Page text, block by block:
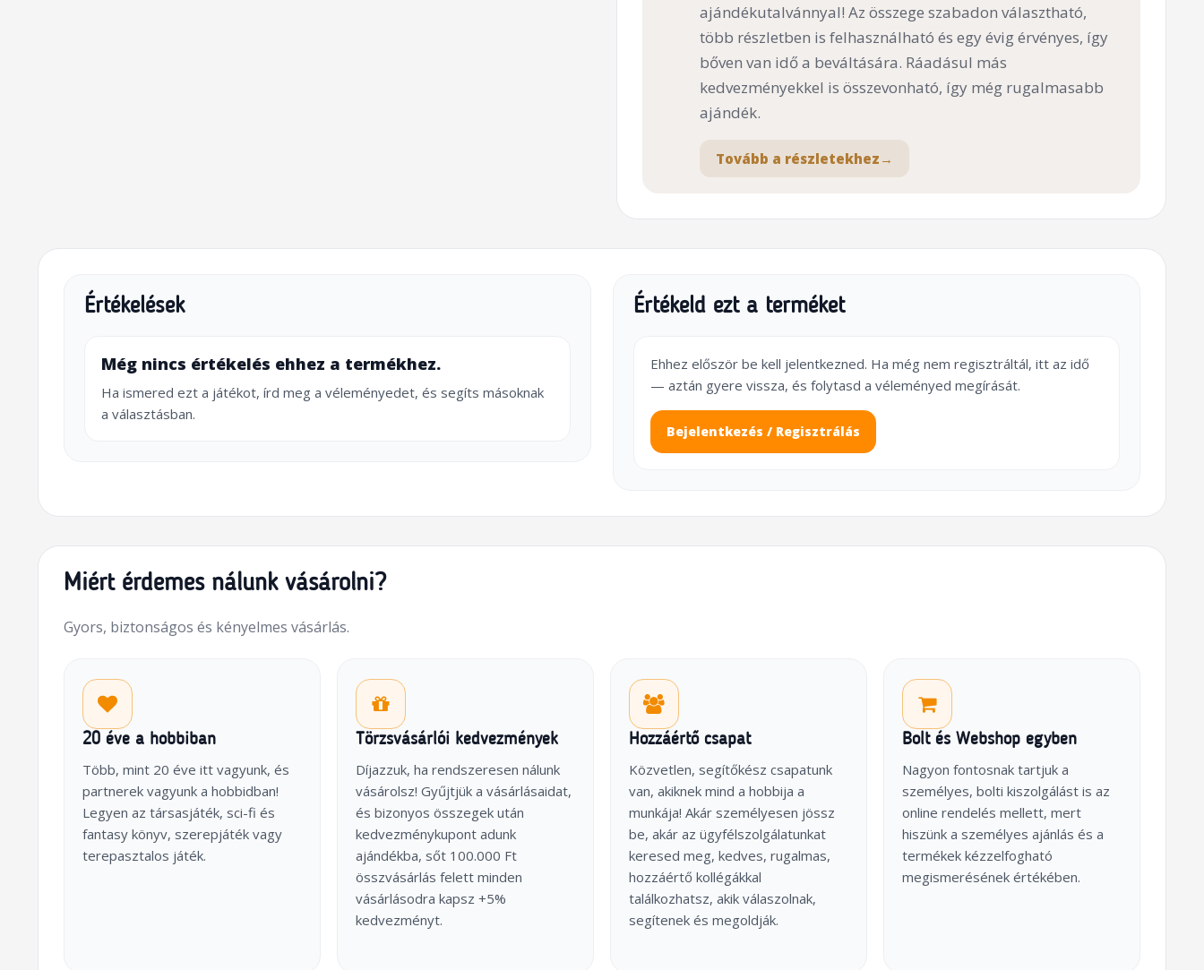
ajándékutalvánnyal! Az összege szabadon választható,
több részletben is felhasználható és egy évig érvényes, így
bőven van idő a beváltására. Ráadásul más
kedvezményekkel is összevonható, így még rugalmasabb
ajándék.
Tovább a részletekhez →
Értékelések
Még nincs értékelés ehhez a termékhez.
Ha ismered ezt a játékot, írd meg a véleményedet, és segíts másoknak
a választásban.
Értékeld ezt a terméket
Ehhez először be kell jelentkezned. Ha még nem regisztráltál, itt az idő
— aztán gyere vissza, és folytasd a véleményed megírását.
Bejelentkezés / Regisztrálás
Miért érdemes nálunk vásárolni?
Gyors, biztonságos és kényelmes vásárlás.
20 éve a hobbiban
Több, mint 20 éve itt vagyunk, és
partnerek vagyunk a hobbidban!
Legyen az társasjáték, sci-fi és
fantasy könyv, szerepjáték vagy
terepasztalos játék.
Törzsvásárlói kedvezmények
Díjazzuk, ha rendszeresen nálunk
vásárolsz! Gyűjtjük a vásárlásaidat,
és bizonyos összegek után
kedvezménykupont adunk
ajándékba, sőt 100.000 Ft
összvásárlás felett minden
vásárlásodra kapsz +5%
kedvezményt.
Hozzáértő csapat
Közvetlen, segítőkész csapatunk
van, akiknek mind a hobbija a
munkája! Akár személyesen jössz
be, akár az ügyfélszolgálatunkat
keresed meg, kedves, rugalmas,
hozzáértő kollégákkal
találkozhatsz, akik válaszolnak,
segítenek és megoldják.
Bolt és Webshop egyben
Nagyon fontosnak tartjuk a
személyes, bolti kiszolgálást is az
online rendelés mellett, mert
hiszünk a személyes ajánlás és a
termékek kézzelfogható
megismerésének értékében.